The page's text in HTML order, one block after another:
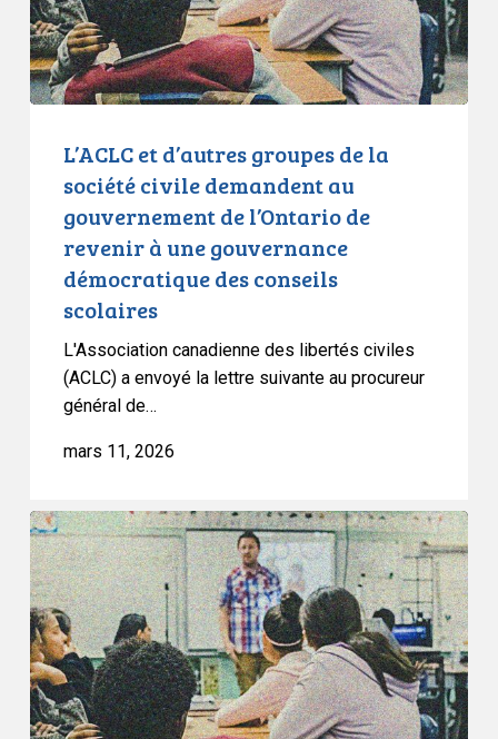
civile
demandent
au
revenir
gouvernance
démocratique
conseils
L’ACLC et d’autres groupes de la
société civile demandent au
gouvernement de l’Ontario de
revenir à une gouvernance
démocratique des conseils
scolaires
L'Association canadienne des libertés civiles
(ACLC) a envoyé la lettre suivante au procureur
général de…
mars 11, 2026
L’ACLC
condamne
la
prise
de
contrôle
croissante
des